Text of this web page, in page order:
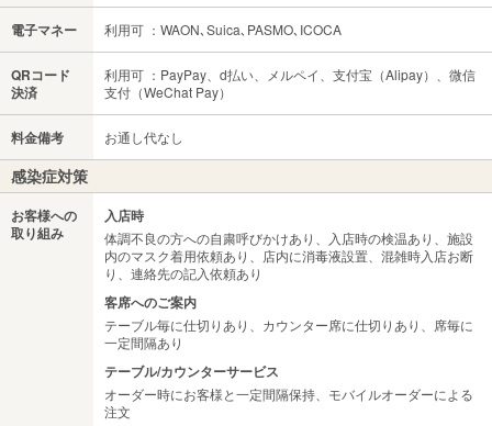
電子マネー 利用可 ：WAON､Suica､PASMO､ICOCA
QRコード
決済
利用可 ：PayPay、d払い、メルペイ、支付宝（Alipay）、微信
支付（WeChat Pay）
料金備考 お通し代なし
感染症対策
お客様への
取り組み
入店時
体調不良の方への自粛呼びかけあり、入店時の検温あり、施設
内のマスク着用依頼あり、店内に消毒液設置、混雑時入店お断
り、連絡先の記入依頼あり
客席へのご案内
テーブル毎に仕切りあり、カウンター席に仕切りあり、席毎に
一定間隔あり
テーブル/カウンターサービス
オーダー時にお客様と一定間隔保持、モバイルオーダーによる
注文